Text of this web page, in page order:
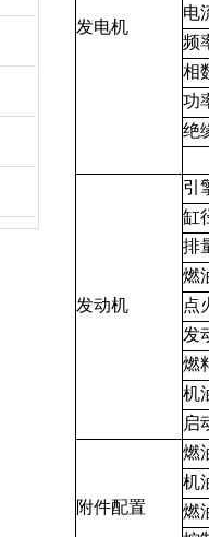
发电机
电
频
相
功
绝
发动机
引
缸
排
燃
点
发
燃
机
启
附件配置
燃
机
燃